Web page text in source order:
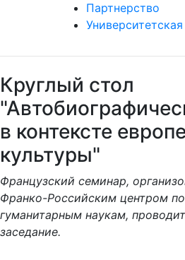
Партнерство
Круглый стол
в контексте
культуры"
Французский семинар,
Франко-Российским центром
гуманитарным наукам,
заседание.